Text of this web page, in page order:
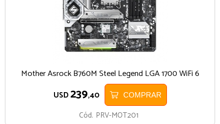
Mother Asrock B760M Steel Legend LGA 1700 WiFi 6
USD 239,40 COMPRAR
Cód. PRV-MOT201